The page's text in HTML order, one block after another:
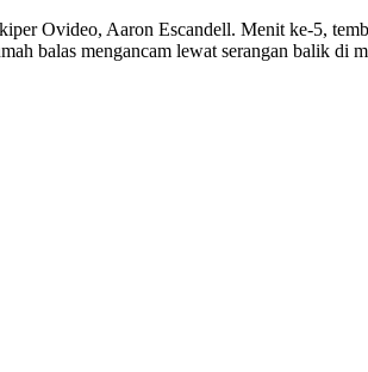
Ovideo, Aaron Escandell. Menit ke-5,
balas mengancam lewat serangan balik di